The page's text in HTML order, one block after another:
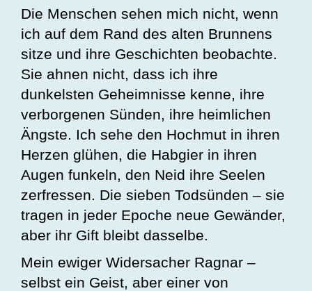
Die Menschen sehen mich nicht, wenn
ich auf dem Rand des alten Brunnens
sitze und ihre Geschichten beobachte.
Sie ahnen nicht, dass ich ihre
dunkelsten Geheimnisse kenne, ihre
verborgenen Sünden, ihre heimlichen
Ängste. Ich sehe den Hochmut in ihren
Herzen glühen, die Habgier in ihren
Augen funkeln, den Neid ihre Seelen
zerfressen. Die sieben Todsünden – sie
tragen in jeder Epoche neue Gewänder,
aber ihr Gift bleibt dasselbe.
Mein ewiger Widersacher Ragnar –
selbst ein Geist, aber einer von